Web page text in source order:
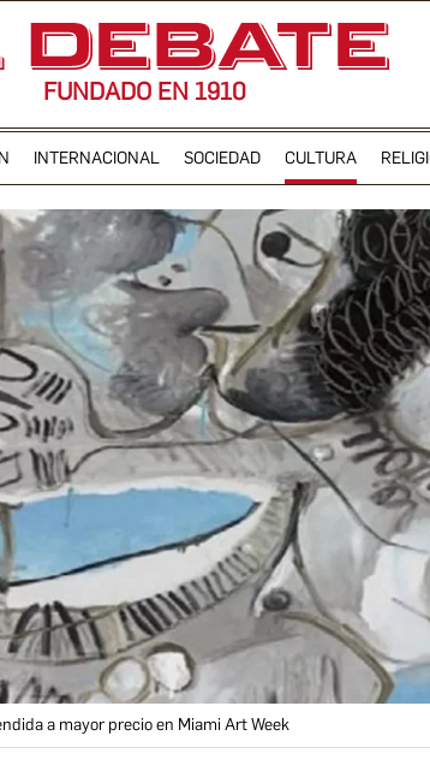
FUNDADO EN 1910
INTERNACIONAL SOCIEDAD CULTURA
a mayor precio en Miami Art Week